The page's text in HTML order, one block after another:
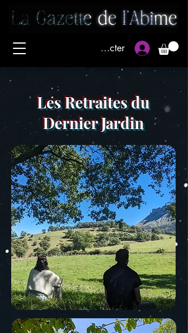
Se connecter
Les Retraites du
Dernier Jardin